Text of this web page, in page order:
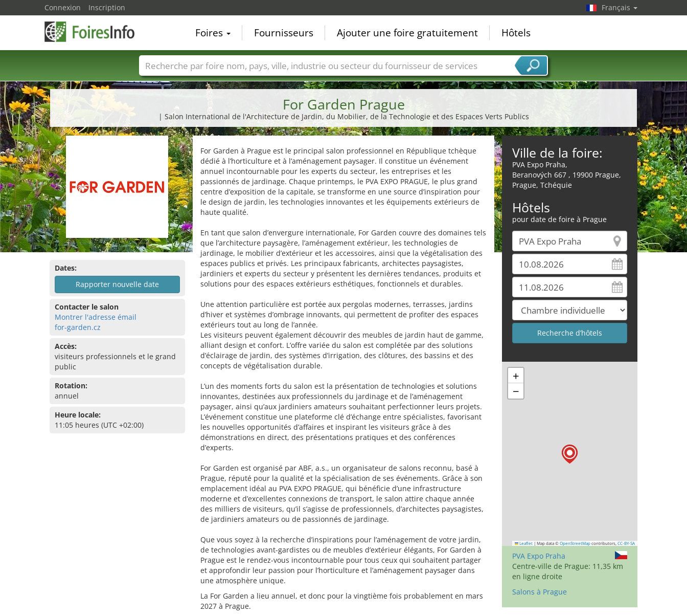
For Garden Prague
| Salon International de l'Architecture de Jardin, du Mobilier, de la Technologie et des Espaces Verts Publics
Dates:
Rapporter nouvelle date
Contacter le salon
Montrer l'adresse émail
for-garden.cz
Accès:
visiteurs professionnels et le grand
public
Rotation:
annuel
Heure locale:
11:05 heures (UTC +02:00)
For Garden à Prague est le principal salon professionnel en République tchèque
dédié à l’horticulture et à l’aménagement paysager. Il constitue un événement
annuel incontournable pour les experts du secteur, les entreprises et les
passionnés de jardinage. Chaque printemps, le PVA EXPO PRAGUE, le plus grand
centre d’exposition de la capitale, se transforme en une source d’inspiration pour
le design de jardin, les technologies innovantes et les équipements extérieurs de
haute qualité.
En tant que salon d’envergure internationale, For Garden couvre des domaines tels
que l’architecture paysagère, l’aménagement extérieur, les technologies de
jardinage, le mobilier d’extérieur et les accessoires, ainsi que la végétalisation des
espaces publics et privés. Les principaux fabricants, architectes paysagistes,
jardiniers et experts du secteur y présentent les dernières tendances, produits et
solutions pour des espaces extérieurs esthétiques, fonctionnels et durables.
Une attention particulière est portée aux pergolas modernes, terrasses, jardins
d’hiver et systèmes d’ombrage innovants, qui permettent de profiter des espaces
extérieurs tout au long de l’année.
Les visiteurs peuvent également découvrir des meubles de jardin haut de gamme,
alliant design et confort. L’offre variée du salon est complétée par des solutions
d’éclairage de jardin, des systèmes d’irrigation, des clôtures, des bassins et des
concepts de végétalisation durable.
L’un des moments forts du salon est la présentation de technologies et solutions
innovantes, destinées aux professionnels du jardinage et de l’aménagement
paysager, ainsi qu’aux jardiniers amateurs souhaitant perfectionner leurs projets.
L’événement constitue une plateforme clé d’échange entre spécialistes, favorisant
les nouvelles opportunités d’affaires et inspirant les visiteurs grâce à des
démonstrations en direct, des présentations pratiques et des conférences
d’experts.
For Garden est organisé par ABF, a.s., un organisateur de salons reconnu, basé à
Prague, réputé pour la qualité et la spécialisation de ses événements. Grâce à son
emplacement idéal au PVA EXPO PRAGUE, qui bénéficie d’une infrastructure
moderne et d’excellentes connexions de transport, le salon attire chaque année
des milliers de visiteurs, qu’il s’agisse de professionnels, d’architectes paysagistes,
de jardiniers amateurs ou de passionnés de jardinage.
Que vous soyez à la recherche d’inspirations pour l’aménagement de votre jardin,
de technologies avant-gardistes ou de meubles d’extérieur élégants, For Garden à
Prague est le rendez-vous incontournable pour tous ceux qui souhaitent partager
et approfondir leur passion pour l’horticulture et l’aménagement paysager dans
une atmosphère unique.
La For Garden a lieu annuel, et donc pour la vingtième fois probablement en mars
2027 à Prague.
Ville de la foire:
PVA Expo Praha,
Beranových 667 , 19900 Prague,
Prague, Tchéquie
Hôtels
pour date de foire à Prague
+
−
Leaflet | Map data © OpenStreetMap contributors, CC-BY-SA
PVA Expo Praha
Centre-ville de Prague: 11,35 km
en ligne droite
Salons à Prague
Connexion Inscription Français
Foires Fournisseurs Ajouter une foire gratuitement Hôtels
Foire noms Pays Villes Secteurs de foire Secteurs du fournisseur de services